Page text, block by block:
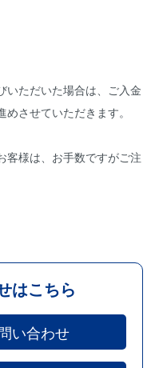
いただいた場合は、ご入金
させていただきます。
客様は、お手数ですがご注
はこちら
い合わせ